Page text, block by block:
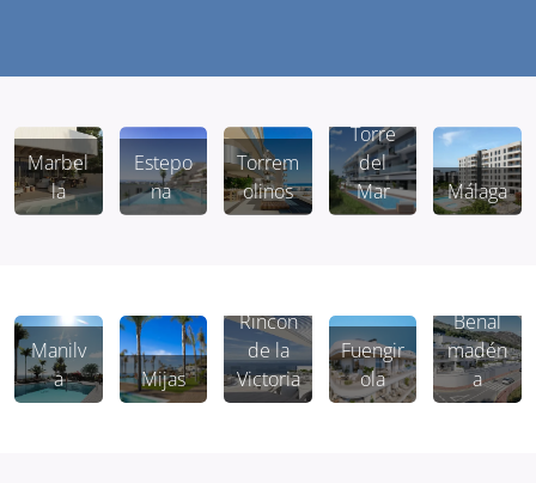
Marbel
la
Estepo
na
Torrem
olinos
Torre
del
Mar
Málaga
Manilv
a
Mijas
Rincon
de la
Victoria
Fuengir
ola
Benal
madén
a